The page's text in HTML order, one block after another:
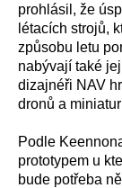
prohlásil, že
létacích strojů,
způsobu letu
nabývají také
dizajnéři NAV
dronů a
Podle
prototypem u
bude potřeba